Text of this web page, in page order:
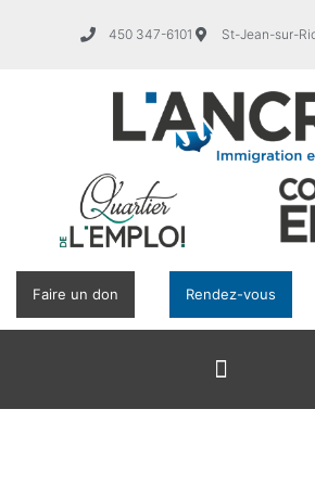
450 347-6101 St-Jean-sur-
Faire un don Rendez-vous